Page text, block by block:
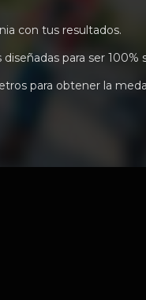
con tus resultados.
para ser 100%
para obtener la